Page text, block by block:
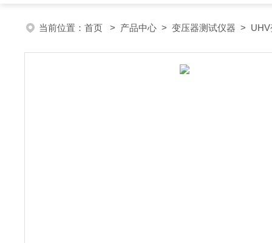
当前位置： 首页 > 产品中心 > 变压器测试仪器 >